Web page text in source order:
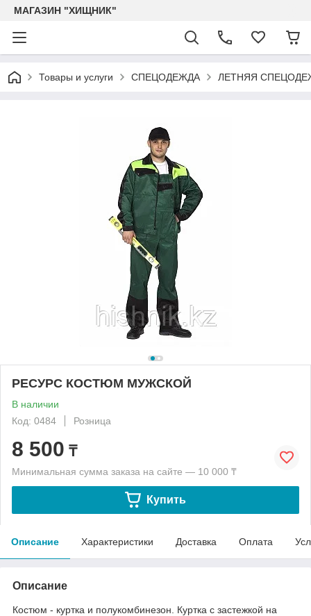
МАГАЗИН "ХИЩНИК"
Товары и услуги СПЕЦОДЕЖДА ЛЕТНЯЯ
РЕСУРС КОСТЮМ МУЖСКОЙ
В наличии
Код: 0484
Розница
8 500 ₸
Минимальная сумма заказа на сайте — 10 000 ₸
Купить
Описание Характеристики Доставка Оплата
Описание
Костюм - куртка и полукомбинезон. Куртка с застежкой на